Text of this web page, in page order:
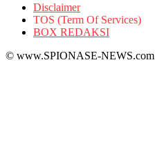
Disclaimer
TOS (Term Of Services)
BOX REDAKSI
© www.SPIONASE-NEWS.com